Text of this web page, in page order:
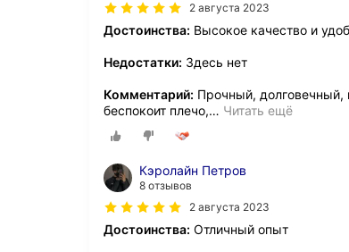
2 августа 2023
Достоинства: Высокое качество и
Недостатки: Здесь нет
Комментарий: Прочный, долговечный,
беспокоит плечо,… Читать ещё
Кэролайн Петров
8 отзывов
2 августа 2023
Достоинства: Отличный опыт